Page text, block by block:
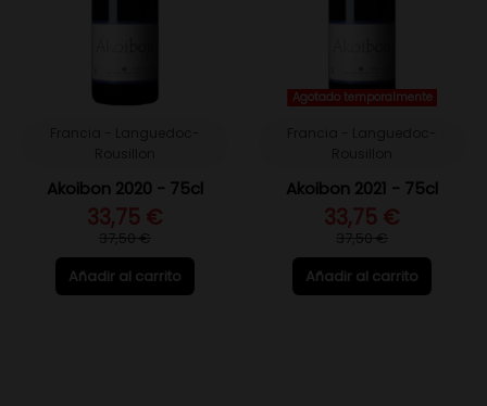
Akoibon 2020 - 75cl
33,75 €
37,50 €
Añadir al carrito
Agotado temporalmente
Akoibon 2021 - 75cl
33,75 €
37,50 €
Añadir al carrito